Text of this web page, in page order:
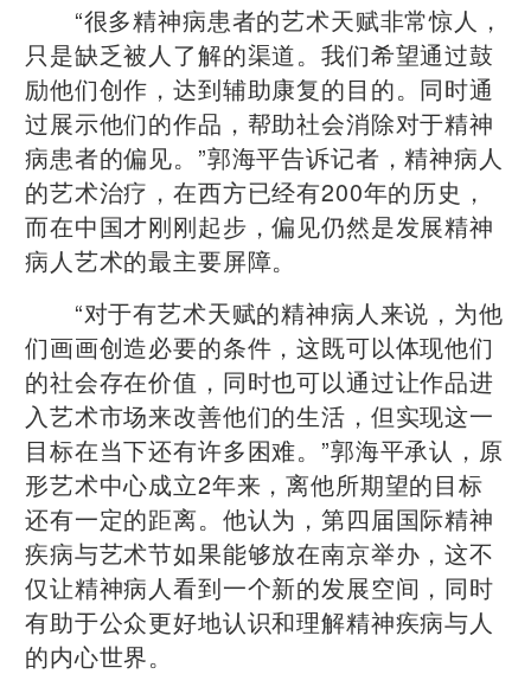
“很多精神病患者的艺术天赋非常惊人，
只是缺乏被人了解的渠道。我们希望通过鼓
励他们创作，达到辅助康复的目的。同时通
过展示他们的作品，帮助社会消除对于精神
病患者的偏见。”郭海平告诉记者，精神病人
的艺术治疗，在西方已经有200年的历史，
而在中国才刚刚起步，偏见仍然是发展精神
病人艺术的最主要屏障。
“对于有艺术天赋的精神病人来说，为他
们画画创造必要的条件，这既可以体现他们
的社会存在价值，同时也可以通过让作品进
入艺术市场来改善他们的生活，但实现这一
目标在当下还有许多困难。”郭海平承认，原
形艺术中心成立2年来，离他所期望的目标
还有一定的距离。他认为，第四届国际精神
疾病与艺术节如果能够放在南京举办，这不
仅让精神病人看到一个新的发展空间，同时
有助于公众更好地认识和理解精神疾病与人
的内心世界。